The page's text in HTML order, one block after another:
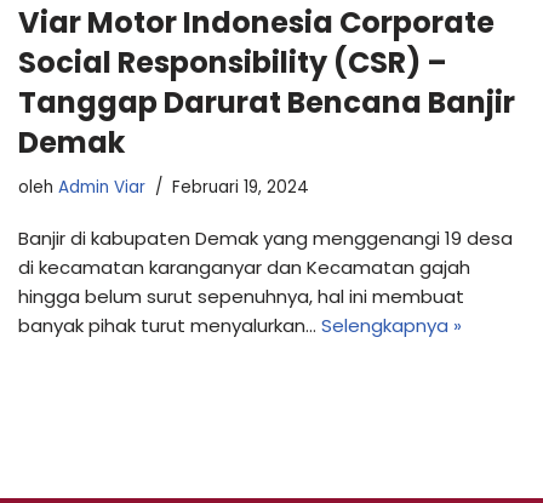
Viar Motor Indonesia Corporate
Social Responsibility (CSR) –
Tanggap Darurat Bencana Banjir
Demak
oleh Admin Viar Februari 19, 2024
Banjir di kabupaten Demak yang menggenangi 19 desa
di kecamatan karanganyar dan Kecamatan gajah
hingga belum surut sepenuhnya, hal ini membuat
banyak pihak turut menyalurkan… Selengkapnya »